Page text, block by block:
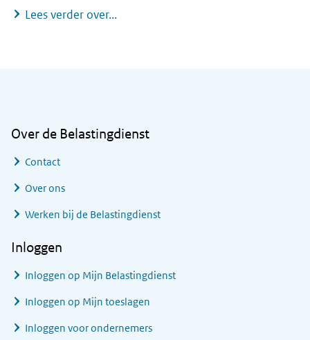
Lees verder over...U betaalt vrijwillig pensioenpremie
Over de Belastingdienst
Contact
Over ons
Werken bij de Belastingdienst
Inloggen
Inloggen op Mijn Belastingdienst
Inloggen op Mijn toeslagen
Inloggen voor ondernemers